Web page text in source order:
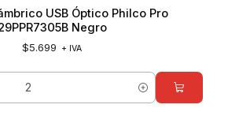
USB Óptico Philco Pro
Negro
$5.699 + IVA